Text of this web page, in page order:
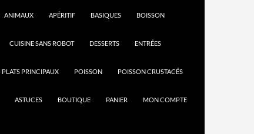
ANIMAUX APÉRITIF BASIQUES BOISSON
CUISINE SANS ROBOT DESSERTS ENTRÉES
PLATS PRINCIPAUX POISSON POISSON CRUSTACÉS
ASTUCES BOUTIQUE PANIER MON COMPTE